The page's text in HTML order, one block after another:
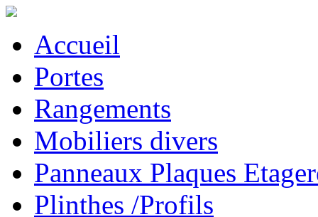
Accueil
Portes
Rangements
Mobiliers divers
Panneaux Plaques
Plinthes /Profils